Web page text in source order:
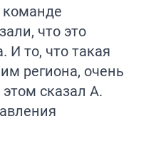
команде
что это
И то, что такая
региона, очень
сказал А.